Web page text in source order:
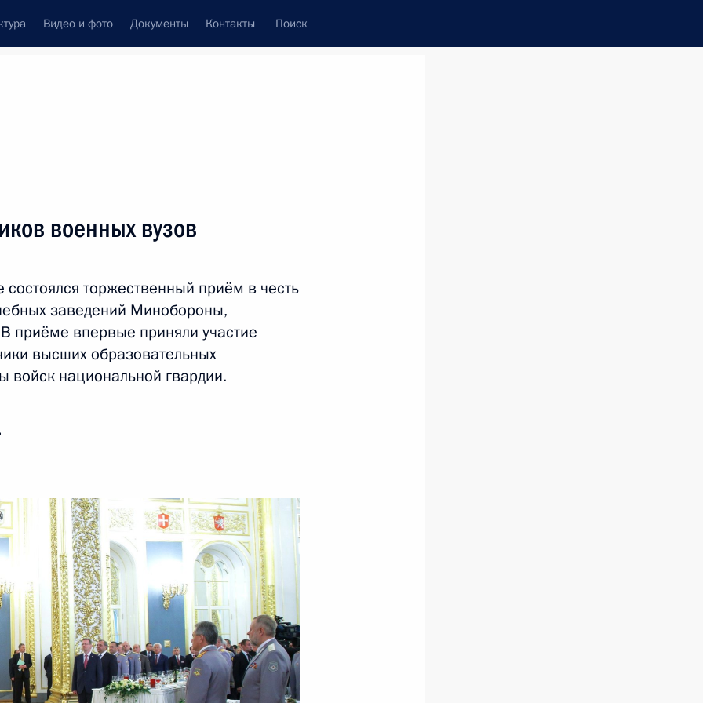
Видео и фото Документы Контакты Поиск
7
военных вузов
торжественный приём в честь
заведений Минобороны,
впервые приняли участие
высших образовательных
национальной гвардии.